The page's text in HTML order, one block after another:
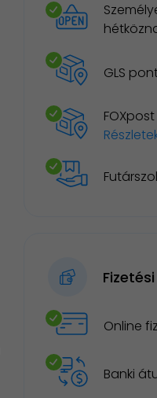
GLS
Online
Banki